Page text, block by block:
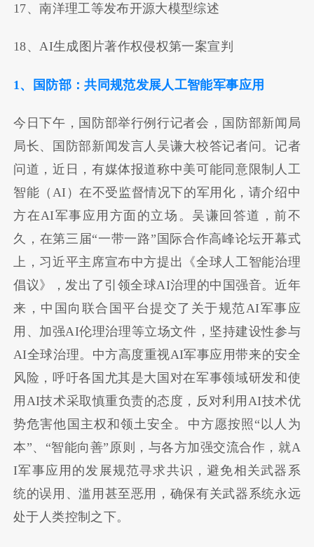
17、南洋理工等发布开源大模型综述
18、AI生成图片著作权侵权第一案宣判
1、国防部：共同规范发展人工智能军事应用
今日下午，国防部举行例行记者会，国防部新闻局
局长、国防部新闻发言人吴谦大校答记者问。记者
问道，近日，有媒体报道称中美可能同意限制人工
智能（AI）在不受监督情况下的军用化，请介绍中
方在AI军事应用方面的立场。吴谦回答道，前不
久，在第三届“一带一路”国际合作高峰论坛开幕式
上，习近平主席宣布中方提出《全球人工智能治理
倡议》，发出了引领全球AI治理的中国强音。近年
来，中国向联合国平台提交了关于规范AI军事应
用、加强AI伦理治理等立场文件，坚持建设性参与
AI全球治理。中方高度重视AI军事应用带来的安全
风险，呼吁各国尤其是大国对在军事领域研发和使
用AI技术采取慎重负责的态度，反对利用AI技术优
势危害他国主权和领土安全。中方愿按照“以人为
本”、“智能向善”原则，与各方加强交流合作，就A
I军事应用的发展规范寻求共识，避免相关武器系
统的误用、滥用甚至恶用，确保有关武器系统永远
处于人类控制之下。